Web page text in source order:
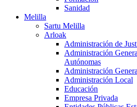
Sanidad
Melilla
Sartu Melilla
Arloak
Administración de
Administración
Autónomas
Administración
Administración Local
Educación
Empresa Privada